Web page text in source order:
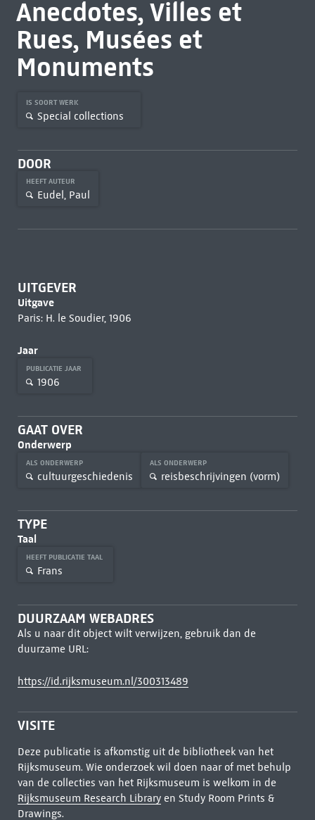
Anecdotes, Villes et
Rues, Musées et
Monuments
IS SOORT WERK
Special collections
DOOR
HEEFT AUTEUR
Eudel, Paul
UITGEVER
Uitgave
Paris: H. le Soudier, 1906
Jaar
PUBLICATIE JAAR
1906
GAAT OVER
Onderwerp
ALS ONDERWERP
cultuurgeschiedenis
ALS ONDERWERP
reisbeschrijvingen (vorm)
TYPE
Taal
HEEFT PUBLICATIE TAAL
Frans
DUURZAAM WEBADRES
Als u naar dit object wilt verwijzen, gebruik dan de
duurzame URL:
https://id.rijksmuseum.nl/300313489
VISITE
Deze publicatie is afkomstig uit de bibliotheek van het
Rijksmuseum. Wie onderzoek wil doen naar of met behulp
van de collecties van het Rijksmuseum is welkom in de
Rijksmuseum Research Libraryen Study Room Prints &
Drawings.